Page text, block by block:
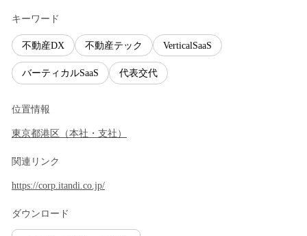
キーワード
不動産DX 不動産テック VerticalSaaS
バーティカルSaaS 代表交代
位置情報
東京都港区 （本社・支社 ）
関連リンク
https://corp.itandi.co.jp/
ダウンロード